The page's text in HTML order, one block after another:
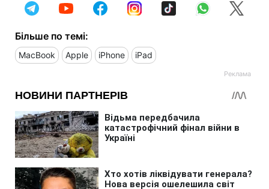
Більше по темі:
MacBook Apple iPhone iPad